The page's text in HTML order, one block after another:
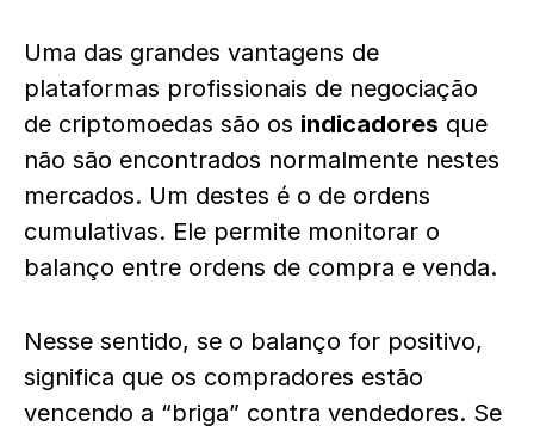
Uma das grandes vantagens de
plataformas profissionais de negociação
de criptomoedas são os indicadores que
não são encontrados normalmente nestes
mercados. Um destes é o de ordens
cumulativas. Ele permite monitorar o
balanço entre ordens de compra e venda.
Nesse sentido, se o balanço for positivo,
significa que os compradores estão
vencendo a “briga” contra vendedores. Se